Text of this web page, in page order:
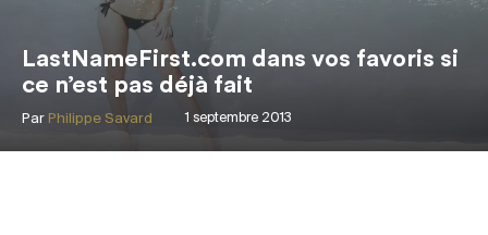
LastNameFirst.com dans vos favoris si
ce n’est pas déjà fait
1 septembre 2013
Par Philippe Savard